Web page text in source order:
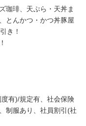
珈琲、天ぷら・天丼ま
とんかつ・かつ丼豚屋
き！
有)/規定有、社会保険
制服あり、社員割引(社